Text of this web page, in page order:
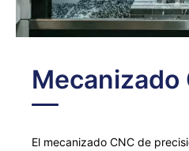
Fabricación de chapa
Mecanizado
El mecanizado CNC de